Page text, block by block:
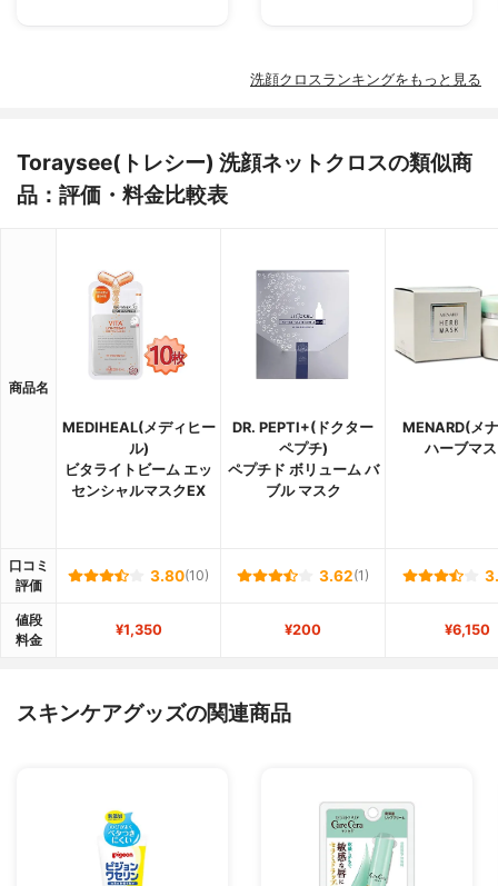
洗顔クロスランキングをもっと見る
Toraysee(トレシー) 洗顔ネットクロスの類似商
品：評価・料金比較表
商品名
MEDIHEAL(メディヒー
ル)
ビタライトビーム エッ
センシャルマスクEX
DR. PEPTI+(ドクター
ペプチ)
ペプチド ボリューム バ
ブル マスク
MENARD(メ
ハーブマ
口コミ
評価
3.80(10) 3.62(1)
値段
料金
¥1,350 ¥200 ¥6,150
スキンケアグッズの関連商品